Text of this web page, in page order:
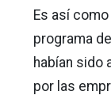
Es así
programa
habían sido
por las